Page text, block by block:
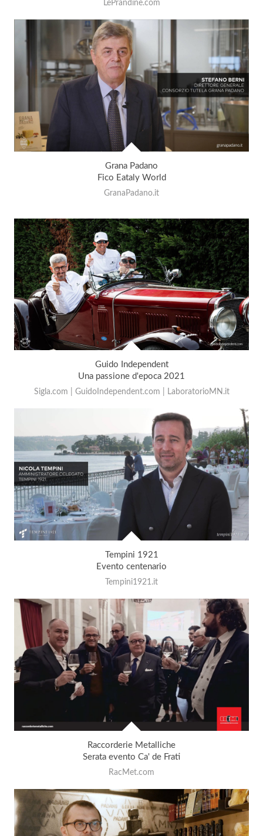
LePrandine.com
Grana Padano
Fico Eataly World
GranaPadano.it
Guido Independent
Una passione d'epoca 2021
Sigla.com | GuidoIndependent.com | LaboratorioMN.it
Tempini 1921
Evento centenario
Tempini1921.it
Raccorderie Metalliche
Serata evento Ca' de Frati
RacMet.com